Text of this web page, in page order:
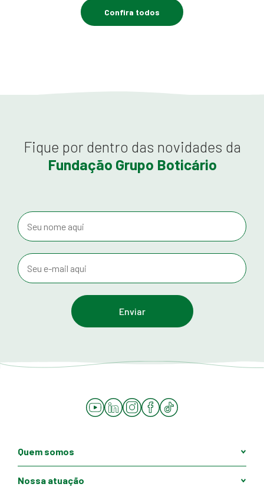
Confira todos
Fique por dentro das novidades da
Fundação Grupo Boticário
YouTube
LinkedInInstagramFacebook
Tiktok
Quem somos
Nossa atuação